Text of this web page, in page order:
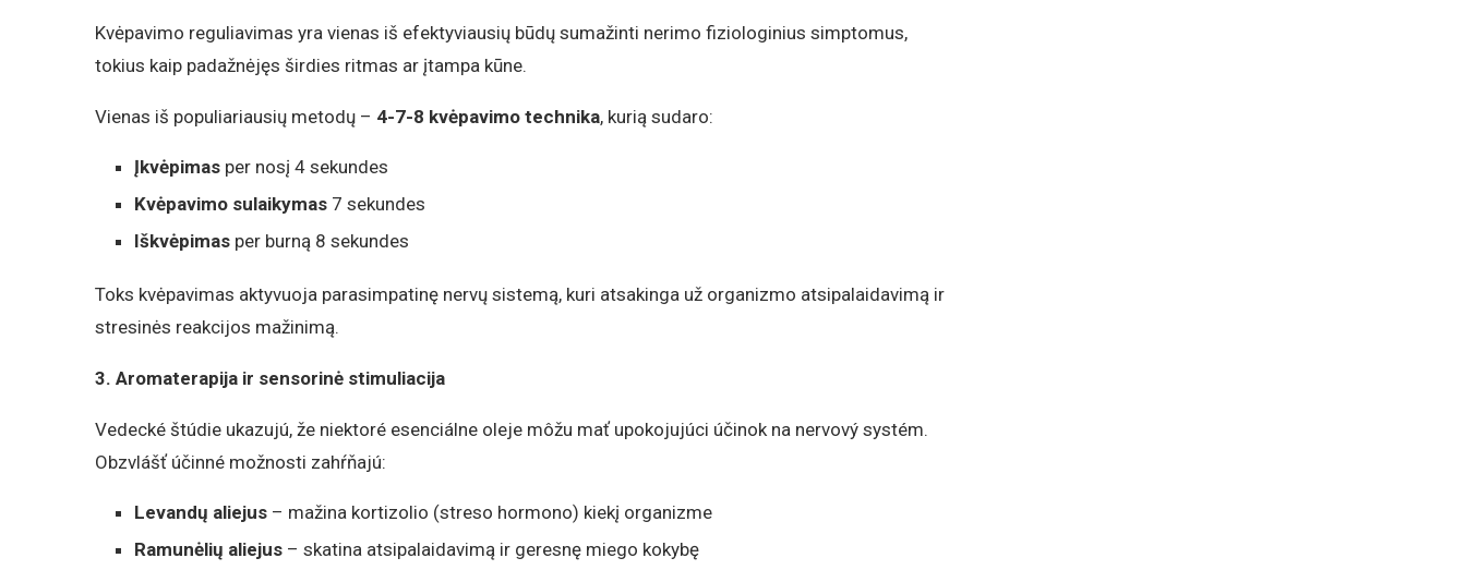
Kvėpavimo reguliavimas yra vienas iš efektyviausių būdų sumažinti nerimo fiziologinius simptomus,
tokius kaip padažnėjęs širdies ritmas ar įtampa kūne.
Vienas iš populiariausių metodų – 4-7-8 kvėpavimo technika, kurią sudaro:
Įkvėpimas per nosį 4 sekundes
Kvėpavimo sulaikymas 7 sekundes
Iškvėpimas per burną 8 sekundes
Toks kvėpavimas aktyvuoja parasimpatinę nervų sistemą, kuri atsakinga už organizmo atsipalaidavimą ir
stresinės reakcijos mažinimą.
3. Aromaterapija ir sensorinė stimuliacija
Vedecké štúdie ukazujú, že niektoré esenciálne oleje môžu mať upokojujúci účinok na nervový systém.
Obzvlášť účinné možnosti zahŕňajú:
Levandų aliejus – mažina kortizolio (streso hormono) kiekį organizme
Ramunėlių aliejus – skatina atsipalaidavimą ir geresnę miego kokybę